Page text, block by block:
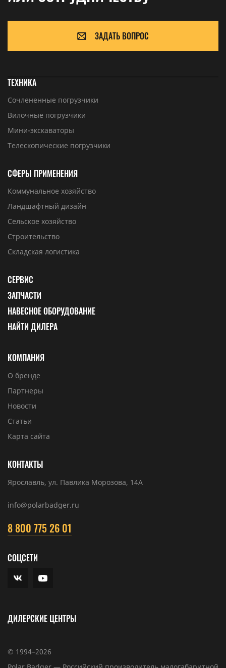
ЗАДАТЬ ВОПРОС
ТЕХНИКА
Сочлененные погрузчики
Вилочные погрузчики
Мини-экскаваторы
Телескопические погрузчики
СФЕРЫ ПРИМЕНЕНИЯ
Коммунальное хозяйство
Ландшафтный дизайн
Сельское хозяйство
Строительство
Складская логистика
СЕРВИС
ЗАПЧАСТИ
НАВЕСНОЕ ОБОРУДОВАНИЕ
НАЙТИ ДИЛЕРА
КОМПАНИЯ
О бренде
Партнеры
Новости
Статьи
Карта сайта
КОНТАКТЫ
Ярославль, ул. Павлика Морозова, 14А
info@polarbadger.ru
8 800 775 26 01
СОЦСЕТИ
ДИЛЕРСКИЕ ЦЕНТРЫ
© 1994–2026